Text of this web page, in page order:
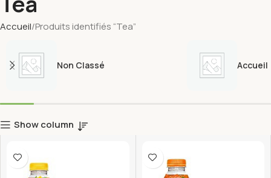
Accueil Produits identifiés “Tea”
Non Classé Accueil
Show column